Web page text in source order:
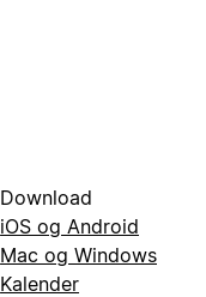
Download
iOS og Android
Mac og Windows
Kalender